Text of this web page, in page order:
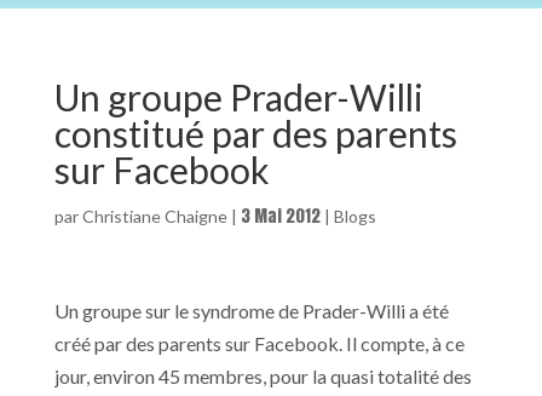
Un groupe Prader-Willi
constitué par des parents
sur Facebook
parChristiane Chaigne| 3 Mai 2012| Blogs
Un groupe sur le syndrome de Prader-Willi a été
créé par des parents sur Facebook. Il compte, à ce
jour, environ 45 membres, pour la quasi totalité des